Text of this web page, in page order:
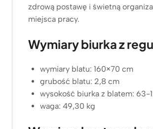
zdrową postawę i świetną
miejsca pracy.
Wymiary biurka z
wymiary blatu: 160×70 cm
grubość blatu: 2,8 cm
wysokość biurka z blatem: 63-
waga: 49,30 kg